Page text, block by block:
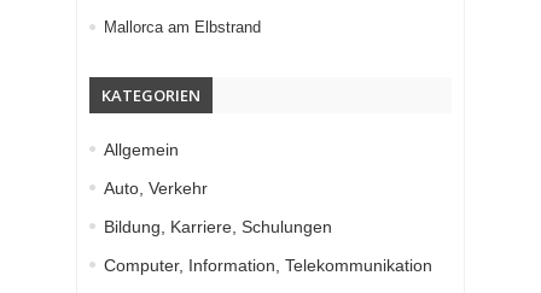
Mallorca am Elbstrand
KATEGORIEN
Allgemein
Auto, Verkehr
Bildung, Karriere, Schulungen
Computer, Information, Telekommunikation